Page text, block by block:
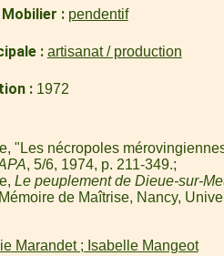
pendentif
artisanat / production
1972
"Les nécropoles
, 5/6, 1974, p. 211-349.
Le peuplement de Dieue-sur-
de Maîtrise, Nancy,
Marandet ; Isabelle Mangeot